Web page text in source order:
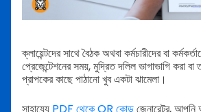
ক্লায়েন্টদের সাথে বৈঠক অথবা কর্মচারীদের বা
প্রেজেন্টেশনের সময়, মুদ্রিত দলিল ভাগাভাগি করা বা
প্রাপকের কাছে পাঠানো খুব একটা ঝামেলা।
সাহায্যে PDF থেকে QR কোডজেনারেটর,